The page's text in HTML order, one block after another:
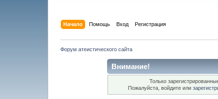
Начало Помощь Вход Регистрация
Форум атеистического сайта
Внимание!
Только
Пожалуйста, войдите или